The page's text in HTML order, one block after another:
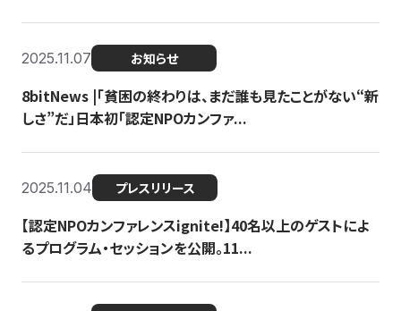
2025.11.07 お知らせ
8bitNews |「貧困の終わりは、まだ誰も見たことがない“新
しさ”だ」日本初「認定NPOカンファ...
2025.11.04 プレスリリース
【認定NPOカンファレンスignite!】40名以上のゲストによ
るプログラム・セッションを公開。11...